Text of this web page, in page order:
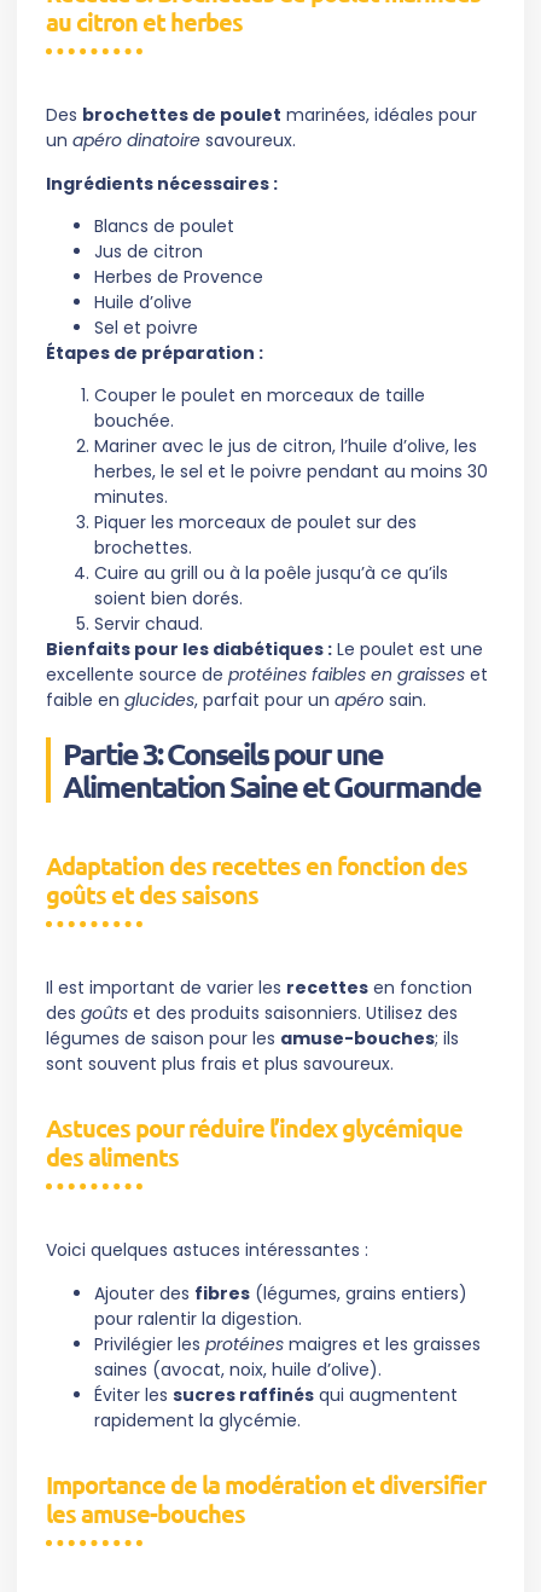
au citron et herbes
Des brochettes de poulet marinées, idéales pour
un apéro dinatoire savoureux.
Ingrédients nécessaires :
Blancs de poulet
Jus de citron
Herbes de Provence
Huile d’olive
Sel et poivre
Étapes de préparation :
Couper le poulet en morceaux de taille
bouchée.
Mariner avec le jus de citron, l’huile d’olive, les
herbes, le sel et le poivre pendant au moins 30
minutes.
Piquer les morceaux de poulet sur des
brochettes.
Cuire au grill ou à la poêle jusqu’à ce qu’ils
soient bien dorés.
Servir chaud.
Bienfaits pour les diabétiques : Le poulet est une
excellente source de protéines faibles en graisses et
faible en glucides, parfait pour un apéro sain.
Partie 3: Conseils pour une
Alimentation Saine et Gourmande
Adaptation des recettes en fonction des
goûts et des saisons
Il est important de varier les recettes en fonction
des goûts et des produits saisonniers. Utilisez des
légumes de saison pour les amuse-bouches; ils
sont souvent plus frais et plus savoureux.
Astuces pour réduire l’index glycémique
des aliments
Voici quelques astuces intéressantes :
Ajouter des fibres (légumes, grains entiers)
pour ralentir la digestion.
Privilégier les protéines maigres et les graisses
saines (avocat, noix, huile d’olive).
Éviter les sucres raffinés qui augmentent
rapidement la glycémie.
Importance de la modération et diversifier
les amuse-bouches